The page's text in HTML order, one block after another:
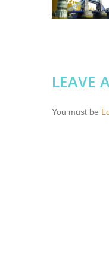
LEAVE
You must be